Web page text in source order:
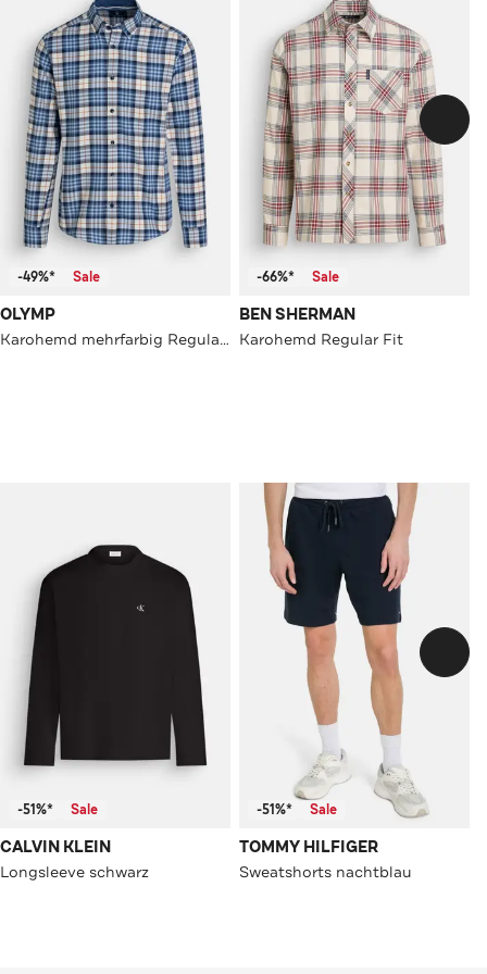
-49%* Sale
OLYMP
Karohemd mehrfarbig Regular Fit
-66%* Sale
BEN SHERMAN
Karohemd Regular Fit
-51%* Sale
CALVIN KLEIN
Longsleeve schwarz
-51%* Sale
TOMMY HILFIGER
Sweatshorts nachtblau